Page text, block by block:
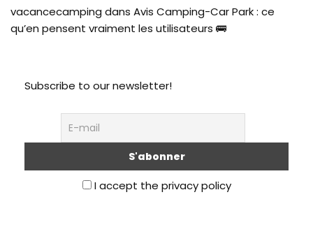
vacancecamping dans Avis Camping-Car Park : ce
qu’en pensent vraiment les utilisateurs 🚌
Subscribe to our newsletter!
I accept the privacy policy